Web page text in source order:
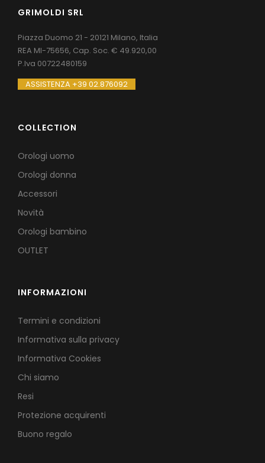
GRIMOLDI SRL
Piazza Duomo 21 - 20121 Milano, Italia
REA MI-75656, Cap. Soc. € 49.920,00
P.Iva 00722480159
ASSISTENZA +39 02.876092
COLLECTION
Orologi uomo
Orologi donna
Accessori
Novità
Orologi bambino
OUTLET
INFORMAZIONI
Termini e condizioni
Informativa sulla privacy
Informativa Cookies
Chi siamo
Resi
Protezione acquirenti
Buono regalo